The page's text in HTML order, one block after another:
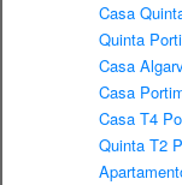
Casa
Quinta
Casa
Casa
Casa T4
Quinta T2